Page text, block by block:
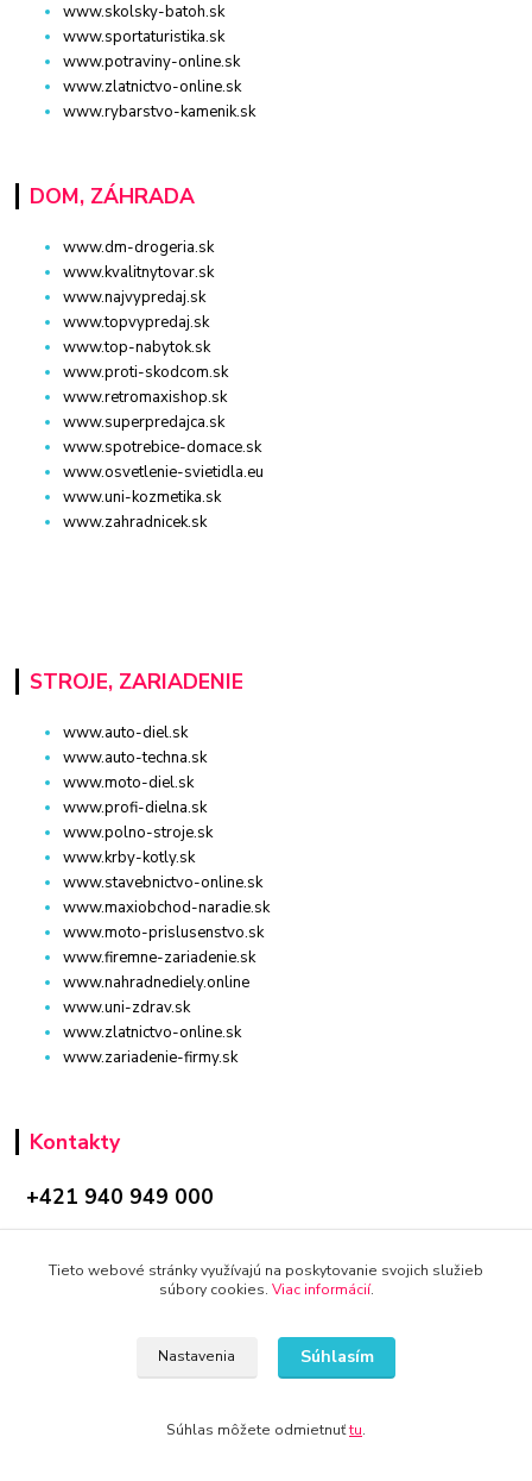
www.skolsky-batoh.sk
www.sportaturistika.sk
www.potraviny-online.sk
www.zlatnictvo-online.sk
www.rybarstvo-kamenik.sk
DOM, ZÁHRADA
www.dm-drogeria.sk
www.kvalitnytovar.sk
www.najvypredaj.sk
www.topvypredaj.sk
www.top-nabytok.sk
www.proti-skodcom.sk
www.retromaxishop.sk
www.superpredajca.sk
www.spotrebice-domace.sk
www.osvetlenie-svietidla.eu
www.uni-kozmetika.sk
www.zahradnicek.sk
STROJE, ZARIADENIE
www.auto-diel.sk
www.auto-techna.sk
www.moto-diel.sk
www.profi-dielna.sk
www.polno-stroje.sk
www.krby-kotly.sk
www.stavebnictvo-online.sk
www.maxiobchod-naradie.sk
www.moto-prislusenstvo.sk
www.firemne-zariadenie.sk
www.nahradnediely.online
www.uni-zdrav.sk
www.zlatnictvo-online.sk
www.zariadenie-firmy.sk
Kontakty
+421 940 949 000
Vytvorené na
Eshop-rychlo.sk
Tieto webové stránky využívajú na poskytovanie svojich služieb
súbory cookies. Viac informácií.
Nastavenia Súhlasím
Súhlas môžete odmietnuťtu.